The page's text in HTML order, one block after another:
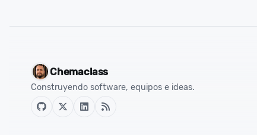
Chemaclass
Construyendo software, equipos e ideas.